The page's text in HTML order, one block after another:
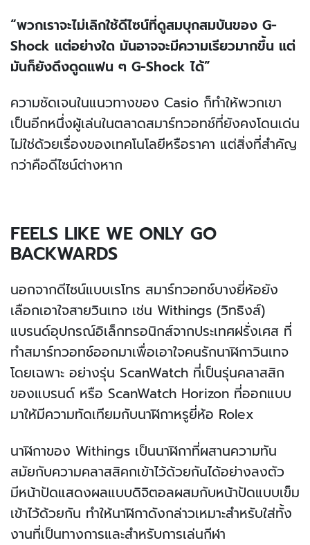
“พวกเราจะไม่เลิกใช้ดีไซน์ที่ดูสมบุกสมบันของ G-
Shock แต่อย่างใด มันอาจจะมีความเรียวมากขึ้น แต่
มันก็ยังดึงดูดแฟน ๆ G-Shock ได้”
ความชัดเจนในแนวทางของ Casio ก็ทำให้พวกเขา
เป็นอีกหนึ่งผู้เล่นในตลาดสมาร์ทวอทช์ที่ยังคงโดนเด่น
ไม่ใช่ด้วยเรื่องของเทคโนโลยีหรือราคา แต่สิ่งที่สำคัญ
กว่าคือดีไซน์ต่างหาก
FEELS LIKE WE ONLY GO
BACKWARDS
นอกจากดีไซน์แบบเรโทร สมาร์ทวอทช์บางยี่ห้อยัง
เลือกเอาใจสายวินเทจ เช่น Withings (วิทธิงส์)
แบรนด์อุปกรณ์อิเล็กทรอนิกส์จากประเทศฝรั่งเศส ที่
ทำสมาร์ทวอทช์ออกมาเพื่อเอาใจคนรักนาฬิกาวินเทจ
โดยเฉพาะ อย่างรุ่น ScanWatch ที่เป็นรุ่นคลาสสิก
ของแบรนด์ หรือ ScanWatch Horizon ที่ออกแบบ
มาให้มีความทัดเทียมกับนาฬิกาหรูยี่ห้อ Rolex
นาฬิกาของ Withings เป็นนาฬิกาที่ผสานความทัน
สมัยกับความคลาสสิคกเข้าไว้ด้วยกันได้อย่างลงตัว
มีหน้าปัดแสดงผลแบบดิจิตอลผสมกับหน้าปัดแบบเข็ม
เข้าไว้ด้วยกัน ทำให้นาฬิกาดังกล่าวเหมาะสำหรับใส่ทั้ง
งานที่เป็นทางการและสำหรับการเล่นกีฬา